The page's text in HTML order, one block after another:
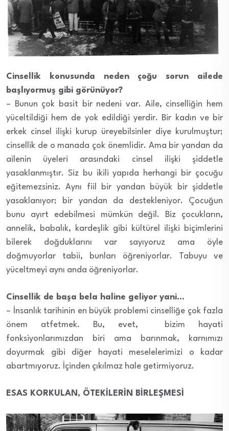
Cinsellik konusunda neden çoğu sorun ailede
başlıyormuş gibi görünüyor?
– Bunun çok basit bir nedeni var. Aile, cinselliğin hem
yüceltildiği hem de yok edildiği yerdir. Bir kadın ve bir
erkek cinsel ilişki kurup üreyebilsinler diye kurulmuştur;
cinsellik de o manada çok önemlidir. Ama bir yandan da
ailenin üyeleri arasındaki cinsel ilişki şiddetle
yasaklanmıştır. Siz bu ikili yapıda herhangi bir çocuğu
eğitemezsiniz. Aynı fiil bir yandan büyük bir şiddetle
yasaklanıyor; bir yandan da destekleniyor. Çocuğun
bunu ayırt edebilmesi mümkün değil. Biz çocukların,
annelik, babalık, kardeşlik gibi kültürel ilişki biçimlerini
bilerek doğduklarını var sayıyoruz ama öyle
doğmuyorlar tabii, bunları öğreniyorlar. Tabuyu ve
yüceltmeyi aynı anda öğreniyorlar.
Cinsellik de başa bela haline geliyor yani…
– İnsanlık tarihinin en büyük problemi cinselliğe çok fazla
önem atfetmek. Bu, evet, bizim hayati
fonksiyonlarımızdan biri ama barınmak, karnımızı
doyurmak gibi diğer hayati meselelerimizi o kadar
abartmıyoruz. İçinden çıkılmaz hale getirmiyoruz.
ESAS KORKULAN, ÖTEKİLERİN BİRLEŞMESİ